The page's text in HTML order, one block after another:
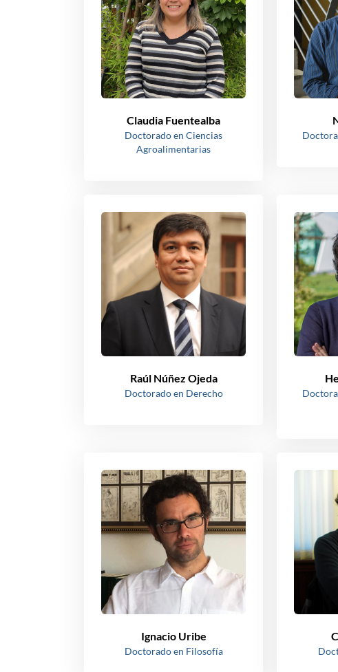
Claudia Fuentealba
Doctorado en Ciencias
Agroalimentarias
Raúl Núñez Ojeda
Doctorado en Derecho
Ignacio Uribe
Doctorado en Filosofía